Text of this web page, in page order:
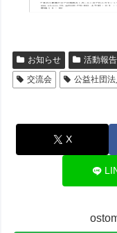
お知らせ 活動報告
交流会
公益社団
X